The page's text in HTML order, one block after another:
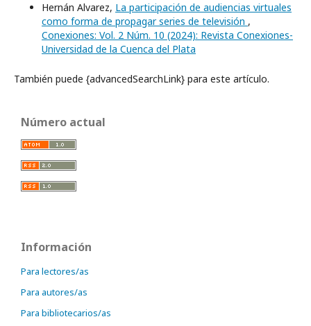
Hernán Alvarez, La participación de audiencias virtuales
como forma de propagar series de televisión ,
Conexiones: Vol. 2 Núm. 10 (2024): Revista Conexiones-
Universidad de la Cuenca del Plata
También puede {advancedSearchLink} para este artículo.
Número actual
Información
Para lectores/as
Para autores/as
Para bibliotecarios/as